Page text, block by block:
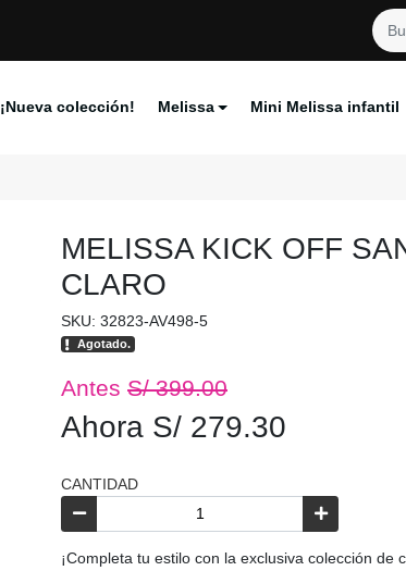
¡Nueva colección! Melissa Mini Melissa infantil
MELISSA KICK OFF
CLARO
SKU: 32823-AV498-5
Agotado.
Antes S/ 399.00
Ahora S/ 279.30
CANTIDAD
¡Completa tu estilo con la exclusiva colección de